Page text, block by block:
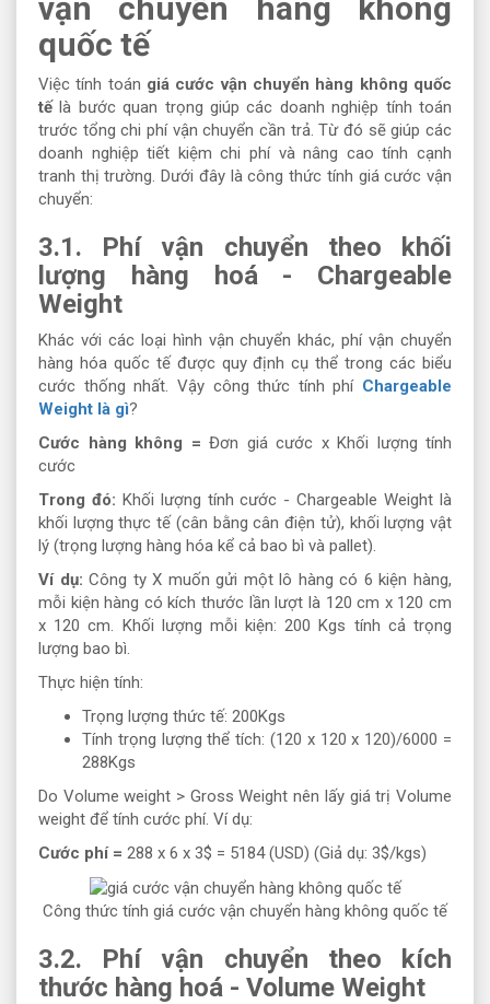
vận chuyển hàng không
quốc tế
Việc tính toán giá cước vận chuyển hàng không quốc
tếlà bước quan trọng giúp các doanh nghiệp tính toán
trước tổng chi phí vận chuyển cần trả. Từ đó sẽ giúp các
doanh nghiệp tiết kiệm chi phí và nâng cao tính cạnh
tranh thị trường. Dưới đây là công thức tính giá cước vận
chuyển:
3.1. Phí vận chuyển theo khối
lượng hàng hoá - Chargeable
Weight
Khác với các loại hình vận chuyển khác, phí vận chuyển
hàng hóa quốc tế được quy định cụ thể trong các biểu
cước thống nhất. Vậy công thức tính phí Chargeable
Weight là gì?
Cước hàng không = Đơn giá cước x Khối lượng tính
cước
Trong đó: Khối lượng tính cước - Chargeable Weight là
khối lượng thực tế (cân bằng cân điện tử), khối lượng vật
lý (trọng lượng hàng hóa kể cả bao bì và pallet).
Ví dụ: Công ty X muốn gửi một lô hàng có 6 kiện hàng,
mỗi kiện hàng có kích thước lần lượt là 120 cm x 120 cm
x 120 cm. Khối lượng mỗi kiện: 200 Kgs tính cả trọng
lượng bao bì.
Thực hiện tính:
Trọng lượng thức tế: 200Kgs
Tính trọng lượng thể tích: (120 x 120 x 120)/6000 =
288Kgs
Do Volume weight > Gross Weight nên lấy giá trị Volume
weight để tính cước phí. Ví dụ:
Cước phí = 288 x 6 x 3$ = 5184 (USD) (Giả dụ: 3$/kgs)
Công thức tính giá cước vận chuyển hàng không quốc tế
3.2. Phí vận chuyển theo kích
thước hàng hoá - Volume Weight